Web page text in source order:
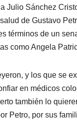
o
k
I
n
s
Julio Sánchez
de Gustavo
términos de un
como Angela
y los que se
en médicos
también lo
Petro, por sus